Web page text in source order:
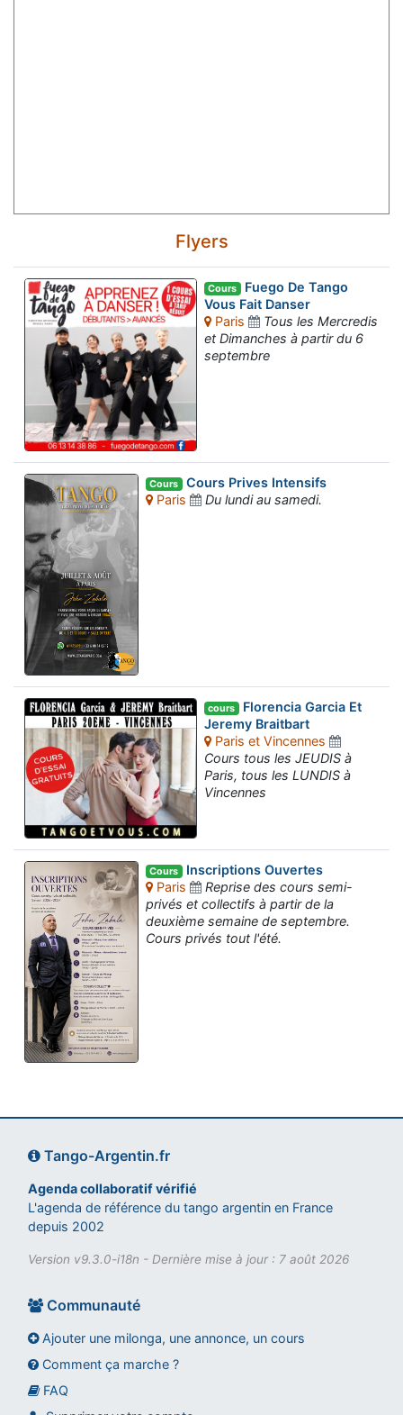
Flyers
Cours Fuego De Tango
Vous Fait Danser
Paris
Tous les Mercredis
et Dimanches à partir du 6
septembre
Cours Cours Prives Intensifs
Paris
Du lundi au samedi.
cours Florencia Garcia Et
Jeremy Braitbart
Paris et Vincennes
Cours tous les JEUDIS à
Paris, tous les LUNDIS à
Vincennes
Cours Inscriptions Ouvertes
Paris
Reprise des cours semi-
privés et collectifs à partir de la
deuxième semaine de septembre.
Cours privés tout l'été.
Tango-Argentin.fr
Agenda collaboratif vérifié
L'agenda de référence du tango argentin en France
depuis 2002
Version v9.3.0-i18n - Dernière mise à jour : 7 août 2026
Communauté
Ajouter une milonga, une annonce, un cours
Comment ça marche ?
FAQ
Assistant tango-argentin.fr
Questions sur les milongas, cours et stages